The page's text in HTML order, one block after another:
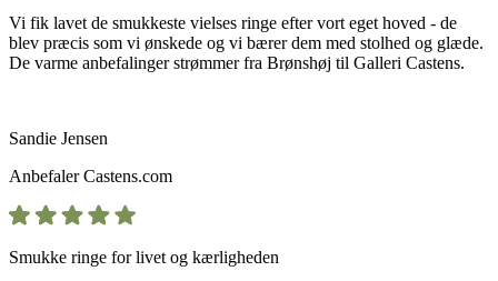
Vi fik lavet de smukkeste vielses ringe efter vort eget hoved - de
blev præcis som vi ønskede og vi bærer dem med stolhed og glæde.
De varme anbefalinger strømmer fra Brønshøj til Galleri Castens.
Sandie Jensen
AnbefalerCastens.com
Smukke ringe for livet og kærligheden